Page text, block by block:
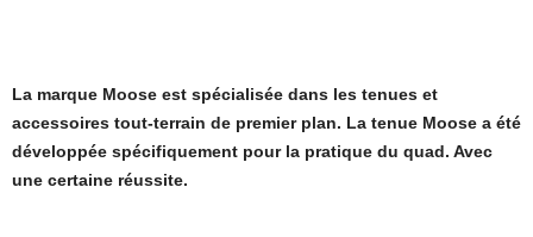
La marque Moose est spécialisée dans les tenues et
accessoires tout-terrain de premier plan. La tenue Moose a été
développée spécifiquement pour la pratique du quad. Avec
une certaine réussite.